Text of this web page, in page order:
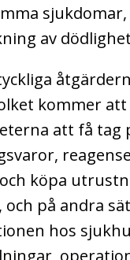
av
kommer
att få tag
köpa
och på andra
hos